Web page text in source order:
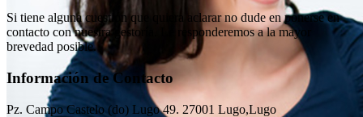
Si tiene alguna cuestión que quiera aclarar no dude en ponerse en
contacto con nuestra gestorí­a. Le responderemos a la mayor
brevedad posible.
Información deContacto
Pz. Campo Castelo (do) Lugo 49. 27001 Lugo,Lugo